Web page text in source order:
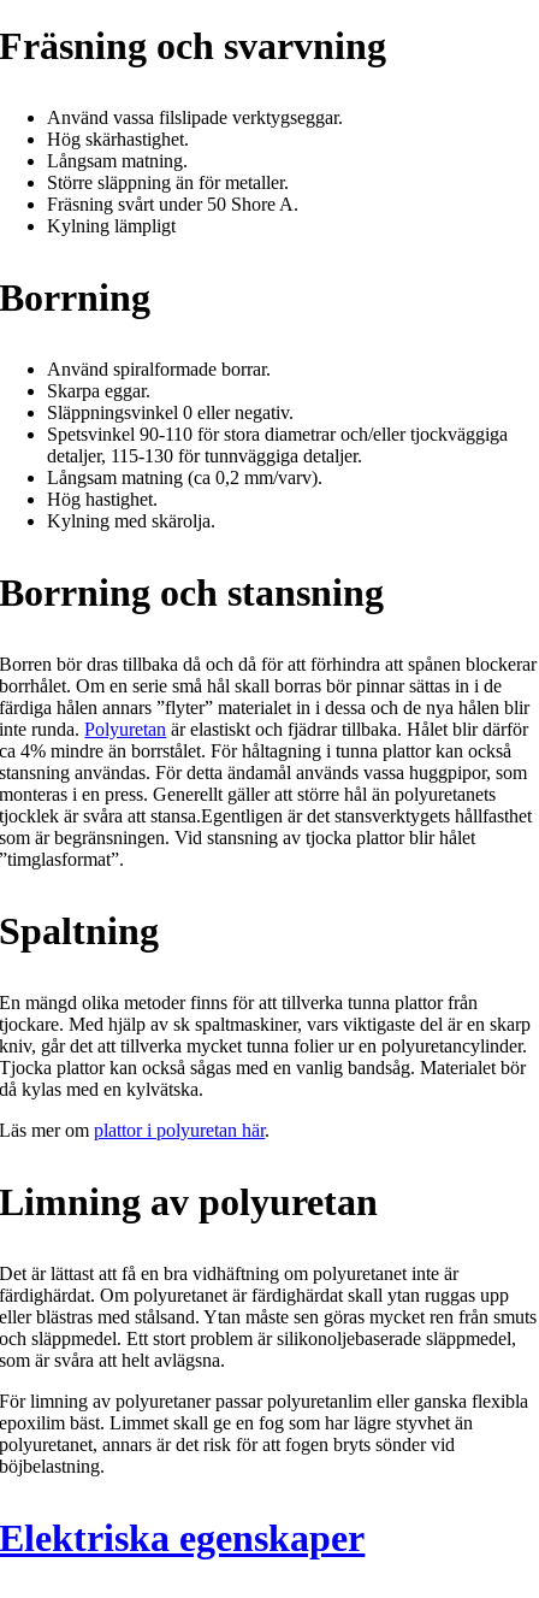
Fräsning och svarvning
Använd vassa filslipade verktygseggar.
Hög skärhastighet.
Långsam matning.
Större släppning än för metaller.
Fräsning svårt under 50 Shore A.
Kylning lämpligt
Borrning
Använd spiralformade borrar.
Skarpa eggar.
Släppningsvinkel 0 eller negativ.
Spetsvinkel 90-110 för stora diametrar och/eller tjockväggiga
detaljer, 115-130 för tunnväggiga detaljer.
Långsam matning (ca 0,2 mm/varv).
Hög hastighet.
Kylning med skärolja.
Borrning och stansning
Borren bör dras tillbaka då och då för att förhindra att spånen blockerar
borrhålet. Om en serie små hål skall borras bör pinnar sättas in i de
färdiga hålen annars ”flyter” materialet in i dessa och de nya hålen blir
inte runda.Polyuretan är elastiskt och fjädrar tillbaka. Hålet blir därför
ca 4% mindre än borrstålet. För håltagning i tunna plattor kan också
stansning användas. För detta ändamål används vassa huggpipor, som
monteras i en press. Generellt gäller att större hål än polyuretanets
tjocklek är svåra att stansa.Egentligen är det stansverktygets hållfasthet
som är begränsningen. Vid stansning av tjocka plattor blir hålet
”timglasformat”.
Spaltning
En mängd olika metoder finns för att tillverka tunna plattor från
tjockare. Med hjälp av sk spaltmaskiner, vars viktigaste del är en skarp
kniv, går det att tillverka mycket tunna folier ur en polyuretancylinder.
Tjocka plattor kan också sågas med en vanlig bandsåg. Materialet bör
då kylas med en kylvätska.
Läs mer omplattor i polyuretan här.
Limning av polyuretan
Det är lättast att få en bra vidhäftning om polyuretanet inte är
färdighärdat. Om polyuretanet är färdighärdat skall ytan ruggas upp
eller blästras med stålsand. Ytan måste sen göras mycket ren från smuts
och släppmedel. Ett stort problem är silikonoljebaserade släppmedel,
som är svåra att helt avlägsna.
För limning av polyuretaner passar polyuretanlim eller ganska flexibla
epoxilim bäst. Limmet skall ge en fog som har lägre styvhet än
polyuretanet, annars är det risk för att fogen bryts sönder vid
böjbelastning.
Elektriska egenskaper